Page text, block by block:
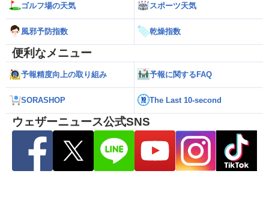
ゴルフ場の天気 スポーツ天気
風邪予防指数 乾燥指数
便利なメニュー
予報精度向上の取り組み 予報に関するFAQ
SORASHOP The Last 10-second
ウェザーニュース公式SNS